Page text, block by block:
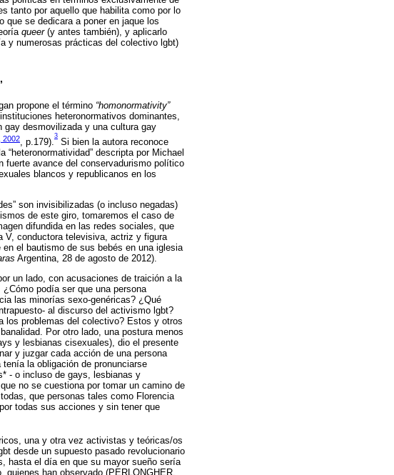
tanto por aquello que habilita como por lo
que se dedicara a poner en jaque los
queer(y antes también), y aplicarlo
y numerosas prácticas del colectivo lgbt)
propone el término “homonormativity”
heteronormativos dominantes,
gay desmovilizada y una cultura gay
2002 , p.179).
3
Si bien la autora reconoce
descripta por Michael
fuerte avance del conservadurismo político
blancos y republicanos en los
son invisibilizadas (o incluso negadas)
de este giro, tomaremos el caso de
difundida en las redes sociales, que
V, conductora televisiva, actriz y figura
en el bautismo de sus bebés en una iglesia
Argentina, 28 de agosto de 2012).
un lado, con acusaciones de traición a la
podía ser que una persona
las minorías sexo-genéricas? ¿Qué
al discurso del activismo lgbt?
los problemas del colectivo? Estos y otros
Por otro lado, una postura menos
y lesbianas cisexuales), dio el presente
y juzgar cada acción de una persona
la obligación de pronunciarse
- o incluso de gays, lesbianas y
no se cuestiona por tomar un camino de
que personas tales como Florencia
todas sus acciones y sin tener que
una y otra vez activistas y teóricas/os
desde un supuesto pasado revolucionario
hasta el día en que su mayor sueño sería
han observado (PERLONGHER,